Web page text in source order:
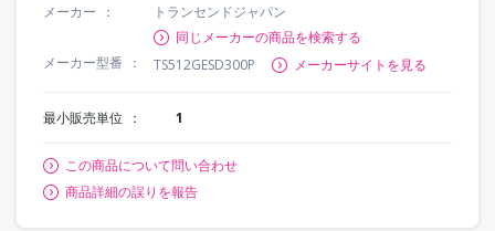
メーカー
トランセンドジャパン
同じメーカーの商品を検索する
メーカー型番
TS512GESD300P メーカーサイトを見る
最小販売単位 1
この商品について問い合わせ
商品詳細の誤りを報告